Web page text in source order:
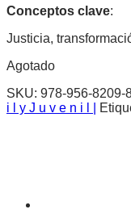
Conceptos clave:
Justicia,
Agotado
SKU: 978-956-8209-
i l y J u v e n i l |